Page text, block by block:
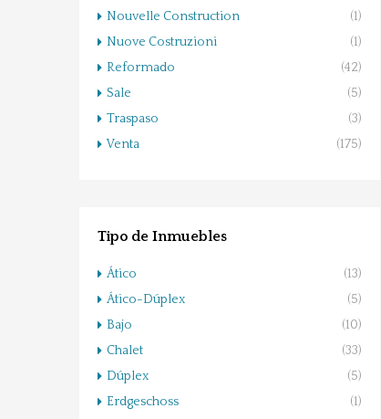
Nouvelle Construction
(1)
Nuove Costruzioni
(1)
Reformado
(42)
Sale
(5)
Traspaso
(3)
Venta
(175)
Tipo de Inmuebles
Ático
(13)
Ático-Dúplex
(5)
Bajo
(10)
Chalet
(33)
Dúplex
(5)
Erdgeschoss
(1)